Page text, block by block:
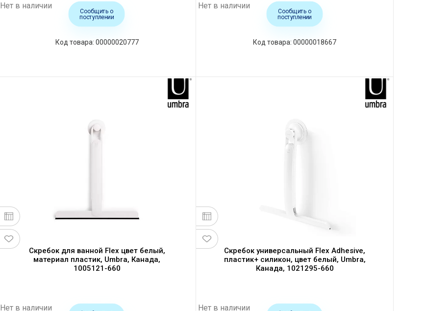
Нет в наличии
Сообщить о
поступлении
00000020777
Нет в наличии
Сообщить о
поступлении
00000018667
Скребок для ванной Flex цвет белый,
материал пластик, Umbra, Канада,
1005121-660
Нет в наличии
Скребок универсальный Flex Adhesive,
пластик+ силикон, цвет белый, Umbra,
Канада, 1021295-660
Нет в наличии